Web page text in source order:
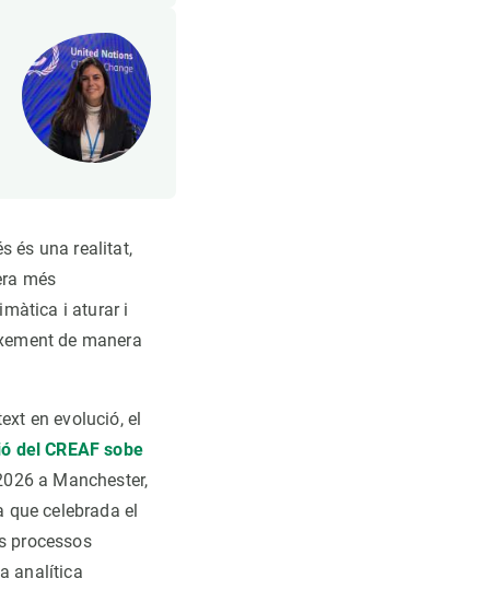
és una realitat,
més
i aturar i
de manera
en evolució, el
del CREAF sobe
a Manchester,
celebrada el
processos
analítica